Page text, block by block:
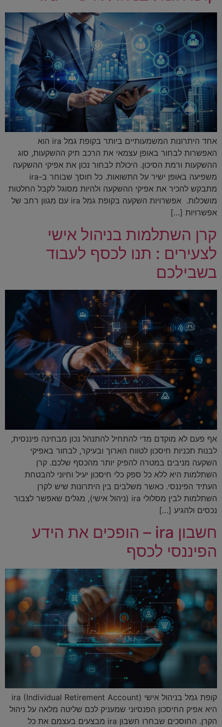
אחד היתרונות המשמעותיים ביותר בקופת גמל ira הוא
האפשרות לבחור באופן עצמאי את הרכב תיק ההשקעות, סוג
ההשקעות ורמת הסיכון. היכולת לבחור נכון את אפיקי ההשקעה
משפיעה באופן ישיר על התשואות. כל חוסך שבוחר ב-ira
מתבקש להכיר את אפיקי ההשקעה ולהיות מסוגל לקבל החלטות
מושכלות. אפשרויות השקעה בקופת גמל ira עם מגוון רחב של
אפשרויות […]
קרן השתלמות בניהול אישי
לצעירים : תנו לכסף לעבוד
בשבילכם
אף פעם לא מוקדם מדי להתחיל להתנהל נכון מבחינה פיננסית,
לבנות תכניות חיסכון לטווח הארוך ובעיקר, לבחור באפיקי
השקעה מניבים במטרה להפיק יותר מהכסף שלכם. קרן
השתלמות היא ללא כל ספק כלי חיסכון יעיל וחיוני להבטחת
העתיד הפיננסי. כאשר משלבים בין היתרונות שיש לקרן
השתלמות לבין מסלולי ira (ניהול אישי), מגלים שאפשר לצבור
נכסים ולהגיע […]
חשבון ira – הופכים את הידע
הפיננסי לכסף
קופת גמל בניהול אישי ira (Individual Retirement Account)
היא אפיק החיסכון הפנסיוני שמעניק לכם שליטה מלאה על ניהול
הקרן. החוסכים שבחרו חשבון ira מבצעים בעצמם את כל